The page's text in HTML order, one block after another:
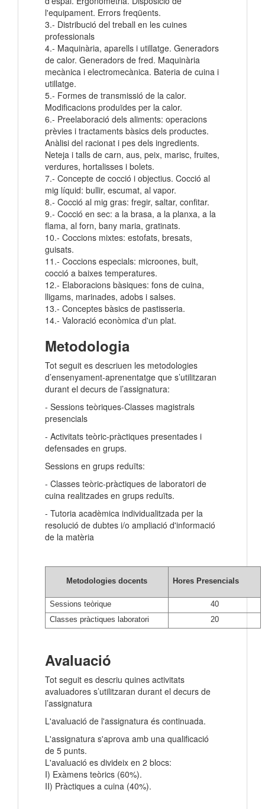
l'equipament. Errors freqüents.
3.- Distribució del treball en les cuines
professionals
4.- Maquinària, aparells i utillatge. Generadors
de calor. Generadors de fred. Maquinària
mecànica i electromecànica. Bateria de cuina i
utillatge.
5.- Formes de transmissió de la calor.
Modificacions produïdes per la calor.
6.- Preelaboració dels aliments: operacions
prèvies i tractaments bàsics dels productes.
Anàlisi del racionat i pes dels ingredients.
Neteja i talls de carn, aus, peix, marisc, fruites,
verdures, hortalisses i bolets.
7.- Concepte de cocció i objectius. Cocció al
mig líquid: bullir, escumat, al vapor.
8.- Cocció al mig gras: fregir, saltar, confitar.
9.- Cocció en sec: a la brasa, a la planxa, a la
flama, al forn, bany maria, gratinats.
10.- Coccions mixtes: estofats, bresats,
guisats.
11.- Coccions especials: microones, buit,
cocció a baixes temperatures.
12.- Elaboracions bàsiques: fons de cuina,
lligams, marinades, adobs i salses.
13.- Conceptes bàsics de pastisseria.
14.- Valoració econòmica d'un plat.
Metodologia
Tot seguit es descriuen les metodologies
d’ensenyament-aprenentatge que s’utilitzaran
durant el decurs de l’assignatura:
- Sessions teòriques-Classes magistrals
presencials
- Activitats teòric-pràctiques presentades i
defensades en grups.
Sessions en grups reduïts:
- Classes teòric-pràctiques de laboratori de
cuina realitzades en grups reduïts.
- Tutoria acadèmica individualitzada per la
resolució de dubtes i/o ampliació d'informació
de la matèria
Metodologies docents Hores Presencials
Sessions teòrique
40
Classes pràctiques laboratori
20
Avaluació
Tot seguit es descriu quines activitats
avaluadores s’utilitzaran durant el decurs de
l’assignatura
L'avaluació de l'assignatura és continuada.
L'assignatura s'aprova amb una qualificació
de 5 punts.
L'avaluació es divideix en 2 blocs:
I) Exàmens teòrics (60%).
II) Pràctiques a cuina (40%).